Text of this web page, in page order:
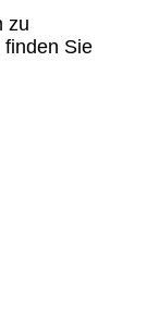
zu
finden Sie